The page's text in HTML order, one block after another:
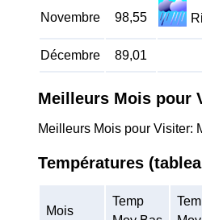
Novembre 98,55
Décembre 89,01
Meilleurs Mois pour
Meilleurs Mois pour Visiter:
Températures
Mois
Temp